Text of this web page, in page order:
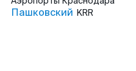
Пашковский KRR